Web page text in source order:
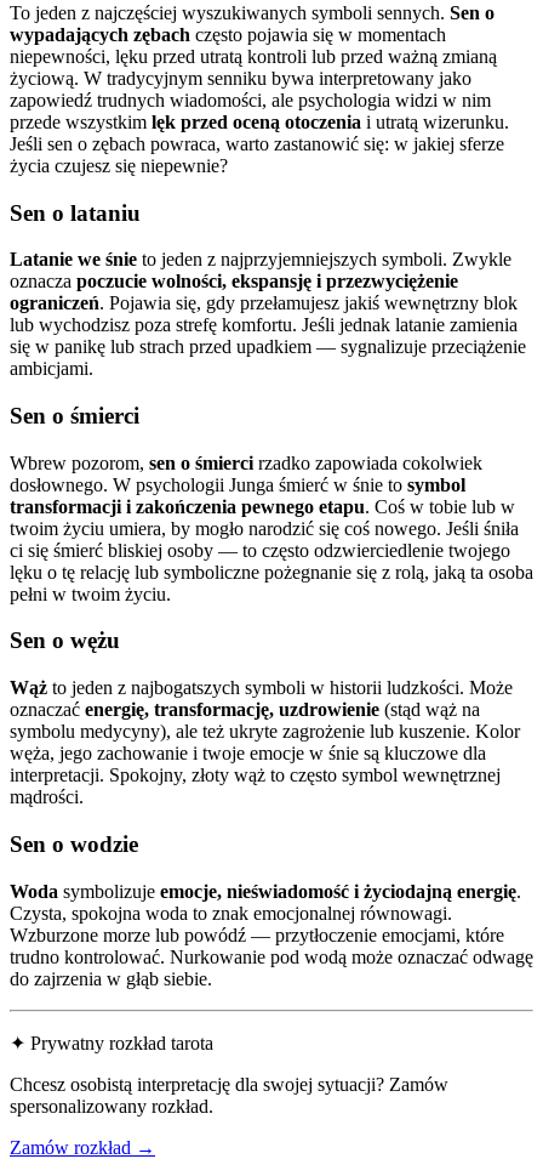
To jeden z najczęściej wyszukiwanych symboli sennych. Sen o
wypadających zębach często pojawia się w momentach
niepewności, lęku przed utratą kontroli lub przed ważną zmianą
życiową. W tradycyjnym senniku bywa interpretowany jako
zapowiedź trudnych wiadomości, ale psychologia widzi w nim
przede wszystkim lęk przed oceną otoczenia i utratą wizerunku.
Jeśli sen o zębach powraca, warto zastanowić się: w jakiej sferze
życia czujesz się niepewnie?
Sen o lataniu
Latanie we śnie to jeden z najprzyjemniejszych symboli. Zwykle
oznacza poczucie wolności, ekspansję i przezwyciężenie
ograniczeń. Pojawia się, gdy przełamujesz jakiś wewnętrzny blok
lub wychodzisz poza strefę komfortu. Jeśli jednak latanie zamienia
się w panikę lub strach przed upadkiem — sygnalizuje przeciążenie
ambicjami.
Sen o śmierci
Wbrew pozorom, sen o śmierci rzadko zapowiada cokolwiek
dosłownego. W psychologii Junga śmierć w śnie to symbol
transformacji i zakończenia pewnego etapu. Coś w tobie lub w
twoim życiu umiera, by mogło narodzić się coś nowego. Jeśli śniła
ci się śmierć bliskiej osoby — to często odzwierciedlenie twojego
lęku o tę relację lub symboliczne pożegnanie się z rolą, jaką ta osoba
pełni w twoim życiu.
Sen o wężu
Wąż to jeden z najbogatszych symboli w historii ludzkości. Może
oznaczać energię, transformację, uzdrowienie (stąd wąż na
symbolu medycyny), ale też ukryte zagrożenie lub kuszenie. Kolor
węża, jego zachowanie i twoje emocje w śnie są kluczowe dla
interpretacji. Spokojny, złoty wąż to często symbol wewnętrznej
mądrości.
Sen o wodzie
Woda symbolizuje emocje, nieświadomość i życiodajną energię.
Czysta, spokojna woda to znak emocjonalnej równowagi.
Wzburzone morze lub powódź — przytłoczenie emocjami, które
trudno kontrolować. Nurkowanie pod wodą może oznaczać odwagę
do zajrzenia w głąb siebie.
✦ Prywatny rozkład tarota
Chcesz osobistą interpretację dla swojej sytuacji? Zamów
spersonalizowany rozkład.
Zamów rozkład →